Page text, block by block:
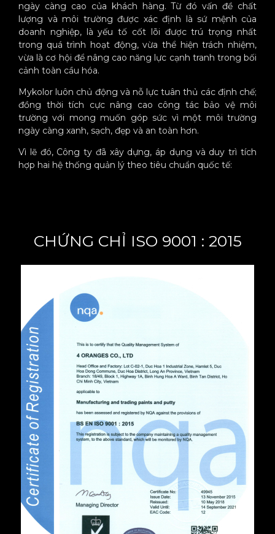
ngày càng cao của khách hàng. Từ đó vấn đề chất
lượng và môi trường được xác định là sứ mệnh của
doanh nghiệp, là yếu tố cốt lõi được trú trọng nhất
trong quá trình hoạt động, vừa thể hiện trách nhiệm,
vừa là cơ hội để nâng cao năng lực cạnh tranh trong bối
cảnh toàn cầu hóa.
Mykolor luôn chủ động và nỗ lực tuân thủ các định chế;
đồng thời tích cực nâng cao công tác bảo vệ môi
trường với mong muốn góp sức vì một môi trường
ngày càng xanh, sạch, đẹp và an toàn hơn.
Vì lẽ đó, Công ty đã xây dựng, áp dụng và duy trì tích
hợp hai hệ thống quản lý theo tiêu chuẩn quốc tế:
CHỨNG CHỈ ISO 9001 : 2015